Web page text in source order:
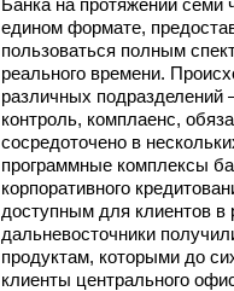
едином формате,
пользоваться полным
реального времени.
различных
контроль, комплаенс,
сосредоточено в
программные комплексы
корпоративного
доступным для клиентов в
дальневосточники
продуктам, которыми до
клиенты центрального